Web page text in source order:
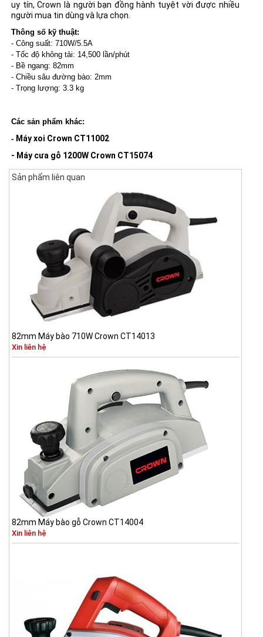
uy tín, Crown là người bạn đồng hành tuyệt vời được nhiều
người mua tin dùng và lựa chọn.
Thông số kỹ thuật:
- Công suất: 710W/5.5A
- Tốc độ không tải: 14,500 lần/phút
- Bề ngang: 82mm
- Chiều sâu đường bào: 2mm
- Trọng lượng: 3.3 kg
Các sản phẩm khác:
- Máy xoi Crown CT11002
- Máy cưa gỗ 1200W Crown CT15074
Sản phẩm liên quan
82mm Máy bào 710W Crown CT14013
Xin liên hệ
82mm Máy bào gỗ Crown CT14004
Xin liên hệ